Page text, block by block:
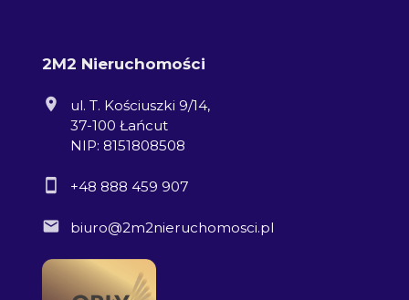
2M2 Nieruchomości
ul. T. Kościuszki 9/14,
37-100 Łańcut
NIP: 8151808508
+48 888 459 907
biuro@2m2nieruchomosci.pl